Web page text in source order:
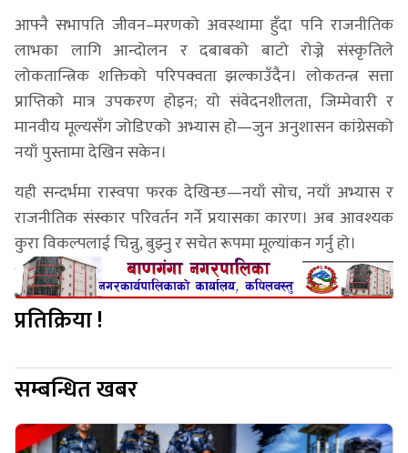
आफ्नै सभापति जीवन–मरणको अवस्थामा हुँदा पनि राजनीतिक
लाभका लागि आन्दोलन र दबाबको बाटो रोज्ने संस्कृतिले
लोकतान्त्रिक शक्तिको परिपक्वता झल्काउँदैन। लोकतन्त्र सत्ता
प्राप्तिको मात्र उपकरण होइन; यो संवेदनशीलता, जिम्मेवारी र
मानवीय मूल्यसँग जोडिएको अभ्यास हो—जुन अनुशासन कांग्रेसको
नयाँ पुस्तामा देखिन सकेन।
यही सन्दर्भमा रास्वपा फरक देखिन्छ—नयाँ सोच, नयाँ अभ्यास र
राजनीतिक संस्कार परिवर्तन गर्ने प्रयासका कारण। अब आवश्यक
कुरा विकल्पलाई चिन्नु, बुझ्नु र सचेत रूपमा मूल्यांकन गर्नु हो।
प्रतिक्रिया !
सम्बन्धित खबर